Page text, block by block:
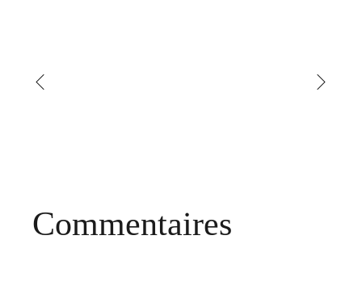
Commentaires